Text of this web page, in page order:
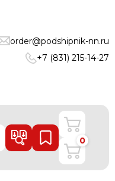
order@podshipnik-nn.ru
+7 (831) 215-14-27
0